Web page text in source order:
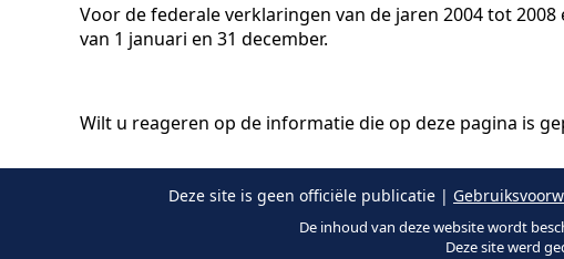
Voor de federale verklaringen van de jaren 2004 tot
van 1 januari en 31 december.
Wilt u reageren op de informatie die op deze pagina is
Deze site is geen officiële publicatie |
De inhoud van deze website wordt
Deze site werd